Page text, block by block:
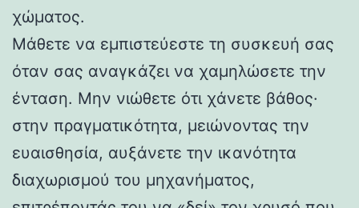
χώματος.
Μάθετε να εμπιστεύεστε τη συσκευή σας
όταν σας αναγκάζει να χαμηλώσετε την
ένταση. Μην νιώθετε ότι χάνετε βάθος·
στην πραγματικότητα, μειώνοντας την
ευαισθησία, αυξάνετε την ικανότητα
διαχωρισμού του μηχανήματος,